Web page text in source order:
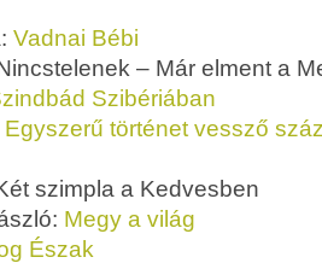
Vadnai Bébi
– Már elment a
Szibériában
Egyszerű történet vessző
szimpla a Kedvesben
Megy a világ
Észak